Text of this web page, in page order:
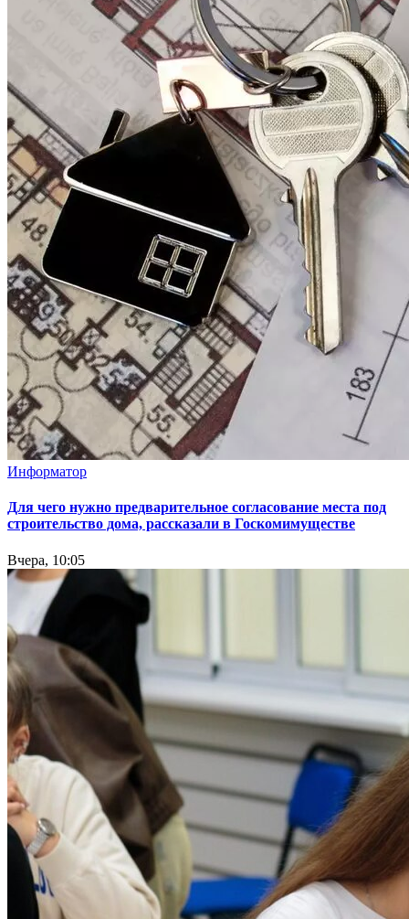
Информатор
Для чего нужно предварительное согласование места под
строительство дома, рассказали в Госкомимуществе
Вчера, 10:05